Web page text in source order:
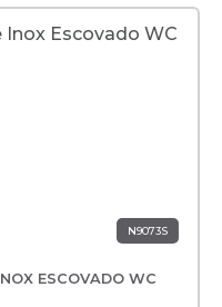
N9073S
ESCOVADO WC